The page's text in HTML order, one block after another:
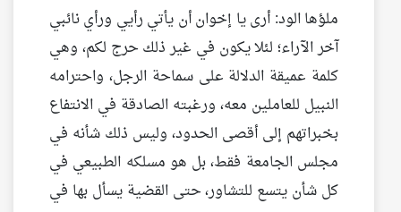
ملؤها الود: أرى يا إخوان أن يأتي رأيي ورأي نائبي
آخر الآراء؛ لئلا يكون في غير ذلك حرج لكم، وهي
كلمة عميقة الدلالة على سماحة الرجل، واحترامه
النبيل للعاملين معه، ورغبته الصادقة في الانتفاع
بخبراتهم إلى أقصى الحدود، وليس ذلك شأنه في
مجلس الجامعة فقط، بل هو مسلكه الطبيعي في
كل شأن يتسع للتشاور، حتى القضية يسأل بها في